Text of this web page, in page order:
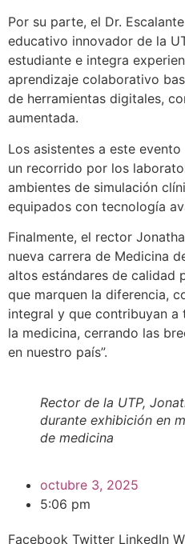
Por su parte, el Dr.
educativo innovador de la
estudiante e integra
aprendizaje colaborativo
de herramientas digitales,
aumentada.
Los asistentes a este
un recorrido por los
ambientes de simulación
equipados con tecnología
Finalmente, el rector
nueva carrera de Medicina
altos estándares de calidad
que marquen la diferencia,
integral y que contribuyan
la medicina, cerrando las
en nuestro país”.
Rector de la UTP,
durante exhibición en
de medicina
octubre 3, 2025
5:06 pm
Facebook Twitter LinkedIn